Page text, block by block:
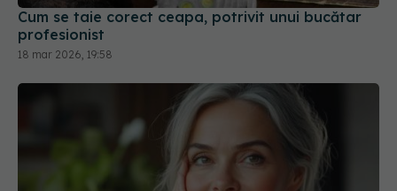
Cum se taie corect ceapa, potrivit unui bucătar
profesionist
18 mar 2026, 19:58